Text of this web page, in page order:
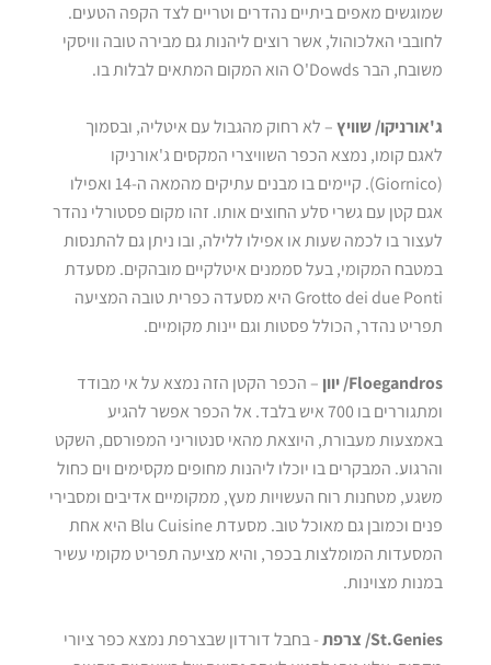
שמוגשים מאפים ביתיים נהדרים וטריים לצד הקפה הטעים.
לחובבי האלכוהול, אשר רוצים ליהנות גם מבירה טובה וויסקי
משובח, הבר O'Dowds הוא המקום המתאים לבלות בו.
ג'אורניקו/ שוויץ– לא רחוק מהגבול עם איטליה, ובסמוך
לאגם קומו, נמצא הכפר השוויצרי המקסים ג'אורניקו
(Giornico). קיימים בו מבנים עתיקים מהמאה ה-14 ואפילו
אגם קטן עם גשרי סלע החוצים אותו. זהו מקום פסטורלי נהדר
לעצור בו לכמה שעות או אפילו ללילה, ובו ניתן גם להתנסות
במטבח המקומי, בעל סממנים איטלקיים מובהקים. מסעדת
Grotto dei due Ponti היא מסעדה כפרית טובה המציעה
תפריט נהדר, הכולל פסטות וגם יינות מקומיים.
Floegandros/ יוון– הכפר הקטן הזה נמצא על אי מבודד
ומתגוררים בו 700 איש בלבד. אל הכפר אפשר להגיע
באמצעות מעבורת, היוצאת מהאי סנטוריני המפורסם, השקט
והרגוע. המבקרים בו יוכלו ליהנות מחופים מקסימים וים כחול
משגע, מטחנות רוח העשויות מעץ, ממקומיים אדיבים ומסבירי
פנים וכמובן גם מאוכל טוב. מסעדת Blu Cuisine היא אחת
המסעדות המומלצות בכפר, והיא מציעה תפריט מקומי עשיר
במנות מצוינות.
St.Genies/ צרפת- בחבל דורדון שבצרפת נמצא כפר ציורי